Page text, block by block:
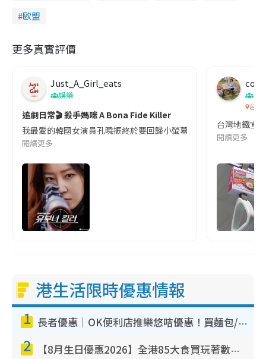
歐盟
更多真實評價
Just_A_Girl_eats
娛樂
追劇日常🎬 殺手媽咪 A Bona Fide Killer
我最愛的韓國女演員孔曉振終於要回歸小螢幕啦!這次的劇本改編
閱讀更多
co
吹
台灣
台灣地鐵宣
閱讀更多
港生活限時優惠情報
1 長者優惠｜OK便利店推樂悠咭優惠！買麵包/牛奶/保健品拍卡即減
2 【8月生日優惠2026】全港85大食買玩著數攻略 自助餐/火鍋放題同行免費＋誠品/DONKI送現金券